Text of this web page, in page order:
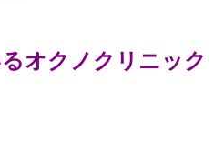
オクノクリニック